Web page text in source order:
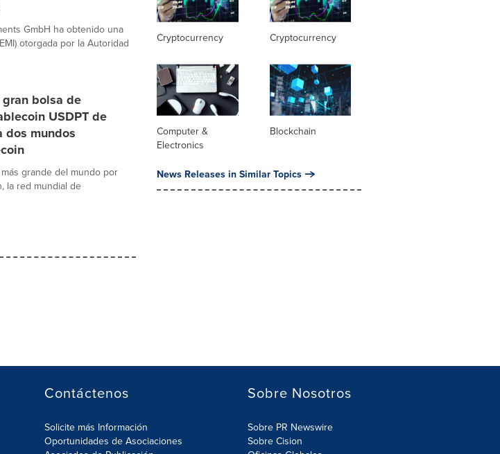
GmbH ha obtenido una
otorgada por la Autoridad
bolsa de
USDPT de
dos mundos
grande del mundo por
la red mundial de
Cryptocurrency Cryptocurrency
Computer &
Electronics
Blockchain
News Releases in Similar Topics
Contáctenos
Solicite más Información
Oportunidades de Asociaciones
Sobre Nosotros
Sobre PR Newswire
Sobre Cision